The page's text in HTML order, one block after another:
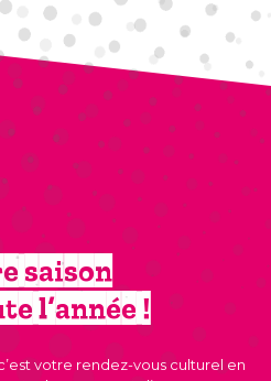
saison
l’année !
votre rendez-vous culturel en